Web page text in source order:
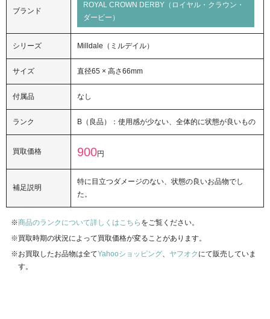
ブランド
ROYAL CROWN DERBY（ロイヤル・クラウン・
ダービー）
シリーズ Milldale（ミルデイル）
サイズ 直径65 × 高さ66mm
付属品 なし
ランク B（良品）：使用感が少ない、全体的に状態が良いもの
買取価格 900円
補足説明
特に目立つダメージのない、状態の良いお品物でし
た。
商品のランクについて詳しくはこちら をご覧ください。
買取時期の状況によって買取価格が変ることがあります。
お買取したお品物は全てYahooショッピング、 ヤフオク にて販売していま
す。